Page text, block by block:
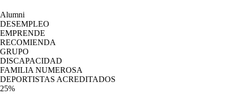
Alumni
DESEMPLEO
EMPRENDE
RECOMIENDA
GRUPO
DISCAPACIDAD
FAMILIA NUMEROSA
DEPORTISTAS ACREDITADOS
25%